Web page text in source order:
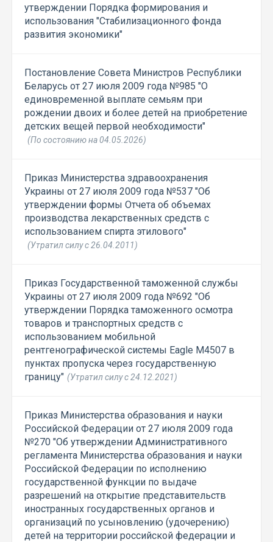
утверждении Порядка формирования и
использования "Стабилизационного фонда
развития экономики"
Постановление Совета Министров Республики
Беларусь от 27 июля 2009 года №985 "О
единовременной выплате семьям при
рождении двоих и более детей на приобретение
детских вещей первой необходимости"
(По состоянию на 04.05.2026)
Приказ Министерства здравоохранения
Украины от 27 июля 2009 года №537 "Об
утверждении формы Отчета об объемах
производства лекарственных средств с
использованием спирта этилового"
(Утратил силу с 26.04.2011)
Приказ Государственной таможенной службы
Украины от 27 июля 2009 года №692 "Об
утверждении Порядка таможенного осмотра
товаров и транспортных средств с
использованием мобильной
рентгенографической системы Eagle М4507 в
пунктах пропуска через государственную
границу" (Утратил силу с 24.12.2021)
Приказ Министерства образования и науки
Российской Федерации от 27 июля 2009 года
№270 "Об утверждении Административного
регламента Министерства образования и науки
Российской Федерации по исполнению
государственной функции по выдаче
разрешений на открытие представительств
иностранных государственных органов и
организаций по усыновлению (удочерению)
детей на территории российской федерации и